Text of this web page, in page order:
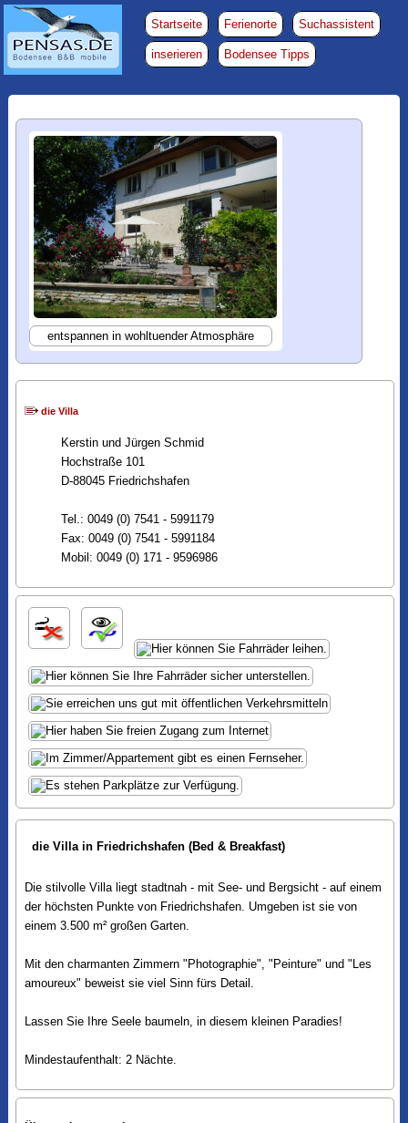
Startseite Ferienorte Suchassistent
inserieren Bodensee Tipps
entspannen in wohltuender Atmosphäre
die Villa
Kerstin und Jürgen Schmid
Hochstraße 101
D-88045 Friedrichshafen
Tel.: 0049 (0) 7541 - 5991179
Fax: 0049 (0) 7541 - 5991184
Mobil: 0049 (0) 171 - 9596986
die Villa in Friedrichshafen (Bed & Breakfast)
Die stilvolle Villa liegt stadtnah - mit See- und Bergsicht - auf einem
der höchsten Punkte von Friedrichshafen. Umgeben ist sie von
einem 3.500 m² großen Garten.
Mit den charmanten Zimmern "Photographie", "Peinture" und "Les
amoureux" beweist sie viel Sinn fürs Detail.
Lassen Sie Ihre Seele baumeln, in diesem kleinen Paradies!
Mindestaufenthalt: 2 Nächte.